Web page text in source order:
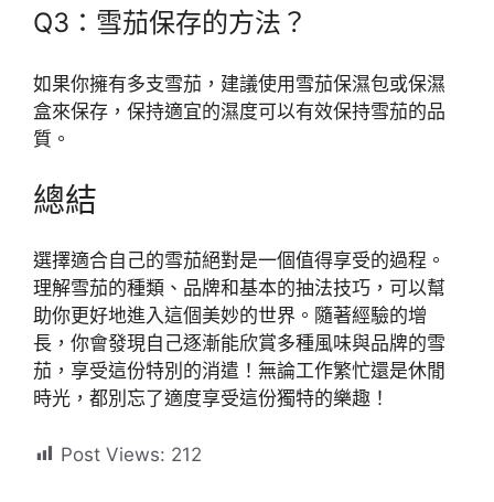
Q3：雪茄保存的方法？
如果你擁有多支雪茄，建議使用雪茄保濕包或保濕
盒來保存，保持適宜的濕度可以有效保持雪茄的品
質。
總結
選擇適合自己的雪茄絕對是一個值得享受的過程。
理解雪茄的種類、品牌和基本的抽法技巧，可以幫
助你更好地進入這個美妙的世界。隨著經驗的增
長，你會發現自己逐漸能欣賞多種風味與品牌的雪
茄，享受這份特別的消遣！無論工作繁忙還是休閒
時光，都別忘了適度享受這份獨特的樂趣！
Post Views: 212